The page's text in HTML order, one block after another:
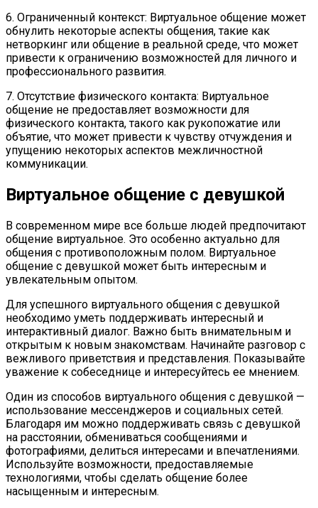
6. Ограниченный контекст: Виртуальное общение может
обнулить некоторые аспекты общения, такие как
нетворкинг или общение в реальной среде, что может
привести к ограничению возможностей для личного и
профессионального развития.
7. Отсутствие физического контакта: Виртуальное
общение не предоставляет возможности для
физического контакта, такого как рукопожатие или
объятие, что может привести к чувству отчуждения и
упущению некоторых аспектов межличностной
коммуникации.
Виртуальное общение с девушкой
В современном мире все больше людей предпочитают
общение виртуальное. Это особенно актуально для
общения с противоположным полом. Виртуальное
общение с девушкой может быть интересным и
увлекательным опытом.
Для успешного виртуального общения с девушкой
необходимо уметь поддерживать интересный и
интерактивный диалог. Важно быть внимательным и
открытым к новым знакомствам. Начинайте разговор с
вежливого приветствия и представления. Показывайте
уважение к собеседнице и интересуйтесь ее мнением.
Один из способов виртуального общения с девушкой —
использование мессенджеров и социальных сетей.
Благодаря им можно поддерживать связь с девушкой
на расстоянии, обмениваться сообщениями и
фотографиями, делиться интересами и впечатлениями.
Используйте возможности, предоставляемые
технологиями, чтобы сделать общение более
насыщенным и интересным.